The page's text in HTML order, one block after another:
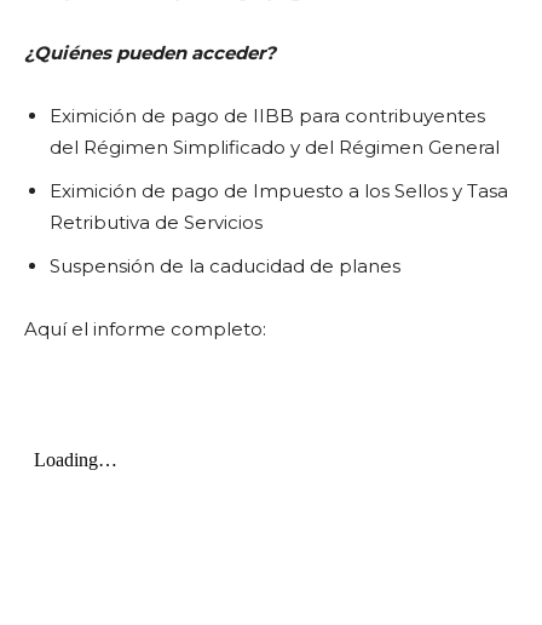
¿Quiénes pueden acceder?
Eximición de pago de IIBB para contribuyentes
del Régimen Simplificado y del Régimen General
Eximición de pago de Impuesto a los Sellos y Tasa
Retributiva de Servicios
Suspensión de la caducidad de planes
Aquí el informe completo: